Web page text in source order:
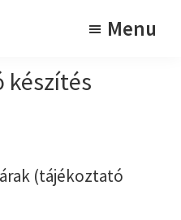
Menu
készítés
(tájékoztató